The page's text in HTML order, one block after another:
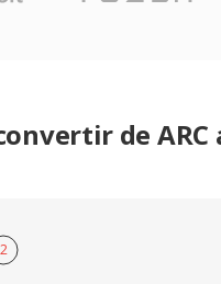
de ARC
2